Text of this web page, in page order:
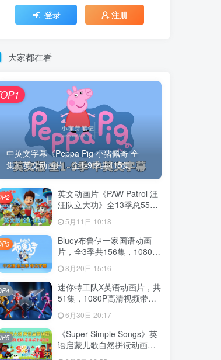
登录 注册
大家都在看
中英文字幕《Peppa Pig 小猪佩奇 全
集》英文动画片，全1-9季共415集...
英文动画片《PAW Patrol 汪
汪队立大功》全13季总555
字幕，带配套音频MP3，百
度云网盘下载！
5月11日 10:18
Bluey布鲁伊一家国语动画
片，全3季共156集，1080P
云网盘下载
8月20日 15:16
迷你特工队X英语动画片，共
51集，1080P高清视频带中
6月30日 20:17
《Super Simple Songs》英
语启蒙儿歌自然拼读动画视